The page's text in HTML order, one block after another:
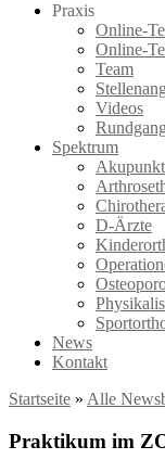
Praxis
Online-
Online-
Team
Videos
Rundgang
Spektrum
D-Ärzte
News
Kontakt
Startseite » Alle
Praktikum im